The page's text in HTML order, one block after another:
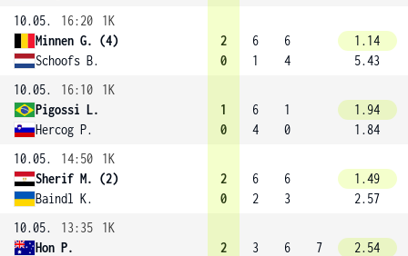
10.05.
16:20
1K
Minnen G. (4)
Schoofs B.
2
0
6
1
6
4
1.14
5.43
10.05.
16:10
1K
Pigossi L.
Hercog P.
1
0
6
4
1
0
1.94
1.84
10.05.
14:50
1K
Sherif M. (2)
Baindl K.
2
0
6
2
6
3
1.49
2.57
10.05.
13:35
1K
Hon P.
2
3
6
7
2.54